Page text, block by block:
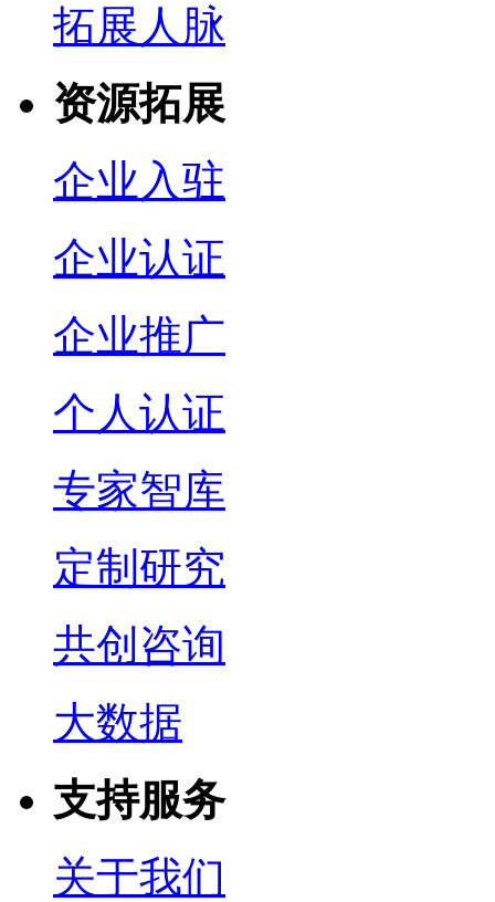
拓展人脉
资源拓展
企业入驻
企业认证
企业推广
个人认证
专家智库
定制研究
共创咨询
大数据
支持服务
关于我们